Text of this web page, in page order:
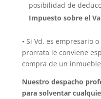
posibilidad de
Impuesto sobre el
• Si Vd. es empresario
prorrata le conviene
compra de un
Nuestro despacho
para solventar